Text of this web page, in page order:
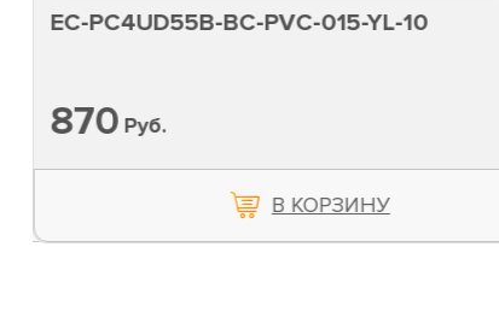
EC-PC4UD55B-BC-PVC-015-YL-10
870 Руб.
В КОРЗИНУ